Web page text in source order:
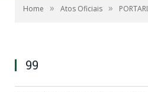
Home » Atos Oficiais »
99